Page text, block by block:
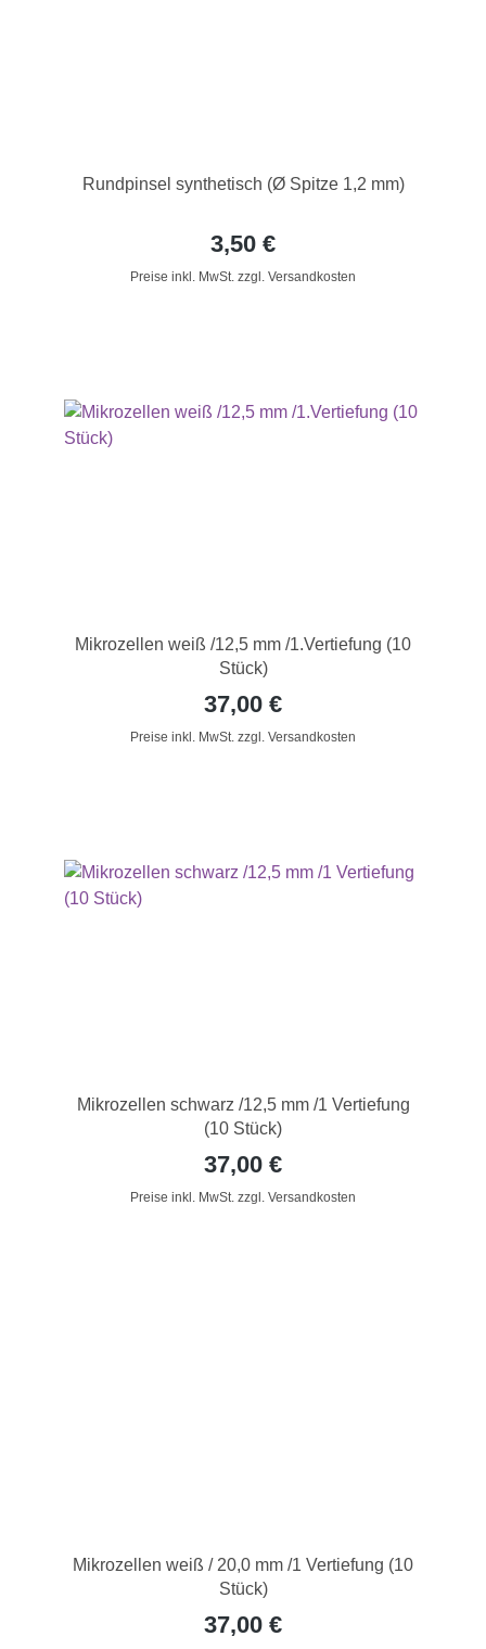
Rundpinsel synthetisch (Ø Spitze 1,2 mm)
3,50 €
Preise inkl. MwSt. zzgl. Versandkosten
Mikrozellen weiß /12,5 mm /1.Vertiefung (10
Stück)
37,00 €
Preise inkl. MwSt. zzgl. Versandkosten
Mikrozellen schwarz /12,5 mm /1 Vertiefung
(10 Stück)
37,00 €
Preise inkl. MwSt. zzgl. Versandkosten
Mikrozellen weiß / 20,0 mm /1 Vertiefung (10
Stück)
37,00 €